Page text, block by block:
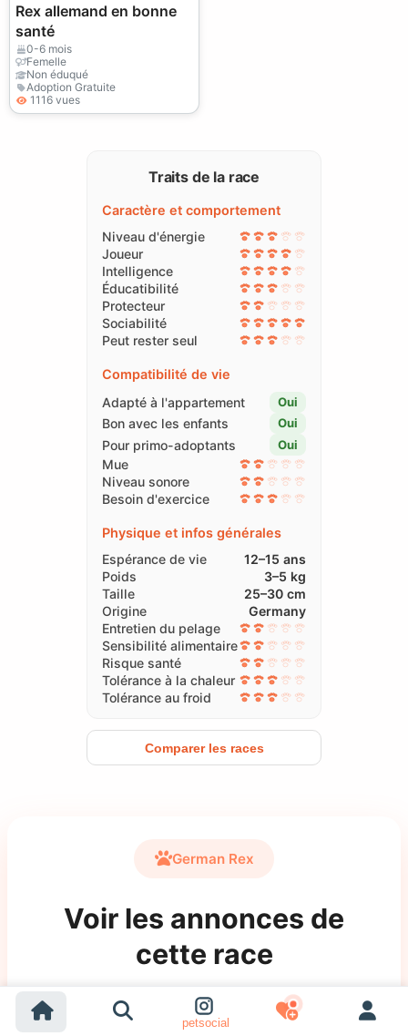
petsocial
Rex allemand en bonne
santé
0-6 mois
Femelle
Non éduqué
Adoption Gratuite
1116 vues
Traits de la race
Caractère et comportement
Niveau d'énergie
Joueur
Intelligence
Éducatibilité
Protecteur
Sociabilité
Peut rester seul
Compatibilité de vie
Adapté à l'appartement
Oui
Bon avec les enfants Oui
Pour primo-adoptants Oui
Mue
Niveau sonore
Besoin d'exercice
Physique et infos générales
Espérance de vie
12–15 ans
Poids
3–5 kg
Taille
25–30 cm
Origine
Germany
Entretien du pelage
Sensibilité alimentaire
Risque santé
Tolérance à la chaleur
Tolérance au froid
Comparer les races
German Rex
Voir les annonces de
cette race
Découvrez les dernières annonces d’adoption
pour cette race sur Petopic.